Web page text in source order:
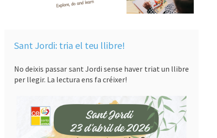
Sant Jordi: tria el teu llibre!
No deixis passar sant Jordi sense haver triat un llibre
per llegir. La lectura ens fa créixer!